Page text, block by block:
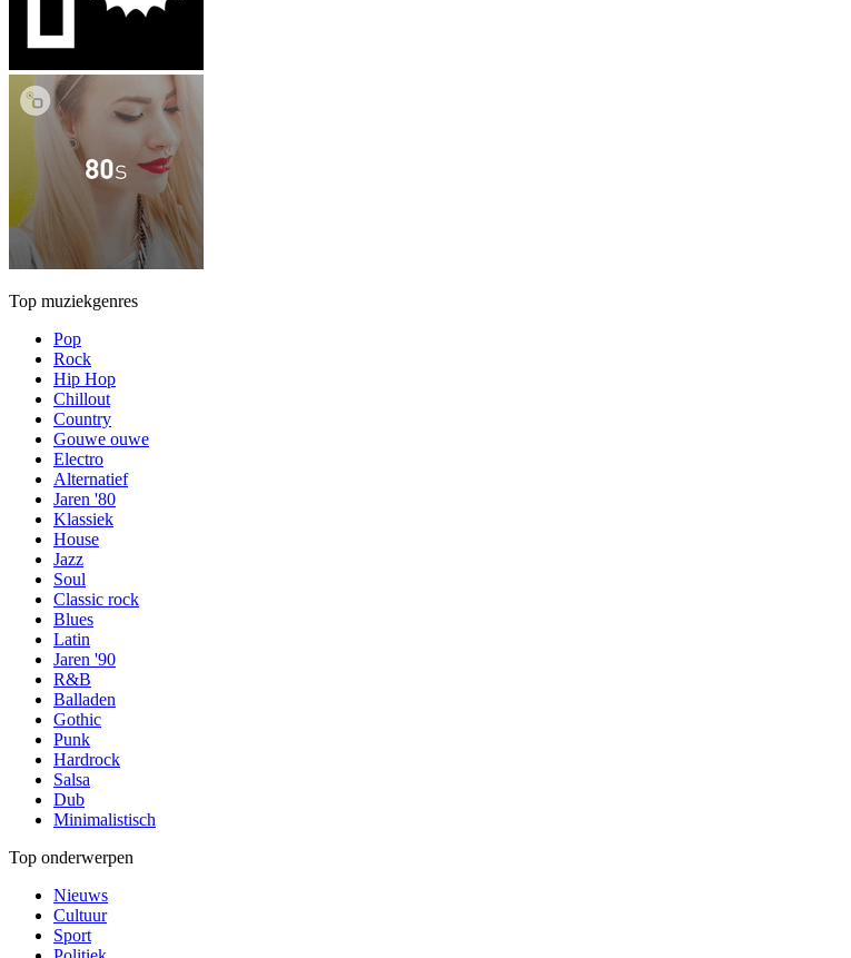
Top muziekgenres
Pop
Rock
Hip Hop
Chillout
Country
Gouwe ouwe
Electro
Alternatief
Jaren '80
Klassiek
House
Jazz
Soul
Classic rock
Blues
Latin
Jaren '90
R&B
Balladen
Gothic
Punk
Hardrock
Salsa
Dub
Minimalistisch
Top onderwerpen
Nieuws
Cultuur
Sport